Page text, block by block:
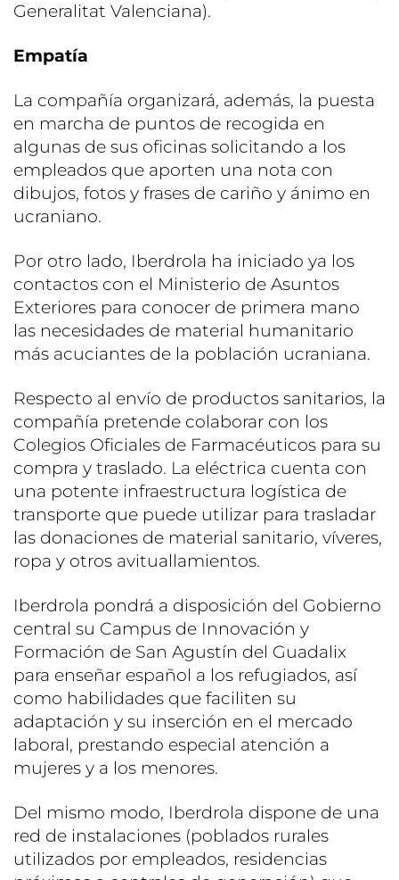
Generalitat Valenciana).
Empatía
La compañía organizará, además, la puesta
en marcha de puntos de recogida en
algunas de sus oficinas solicitando a los
empleados que aporten una nota con
dibujos, fotos y frases de cariño y ánimo en
ucraniano.
Por otro lado, Iberdrola ha iniciado ya los
contactos con el Ministerio de Asuntos
Exteriores para conocer de primera mano
las necesidades de material humanitario
más acuciantes de la población ucraniana.
Respecto al envío de productos sanitarios, la
compañía pretende colaborar con los
Colegios Oficiales de Farmacéuticos para su
compra y traslado. La eléctrica cuenta con
una potente infraestructura logística de
transporte que puede utilizar para trasladar
las donaciones de material sanitario, víveres,
ropa y otros avituallamientos.
Iberdrola pondrá a disposición del Gobierno
central su Campus de Innovación y
Formación de San Agustín del Guadalix
para enseñar español a los refugiados, así
como habilidades que faciliten su
adaptación y su inserción en el mercado
laboral, prestando especial atención a
mujeres y a los menores.
Del mismo modo, Iberdrola dispone de una
red de instalaciones (poblados rurales
utilizados por empleados, residencias